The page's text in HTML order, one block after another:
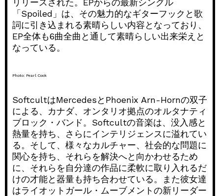
リリースされた。EPからの最新シングル
「Spoiled」は、その魅力的なギターフックと歌
詞に引き込まれる素晴らしい内容となっており、
EP全体も6曲全曲と通して素晴らしい出来栄えと
なっている。
Photo: Pearl Cook
SoftcultはMercedesとPhoenix Arn-Hornの双子
による、カナダ、オンタリオ拠点のオルタナティ
ブロック・バンド。Softcultの音楽は、没入感と
熱量を持ち、さらにインテリジェンスに溢れてい
る。そして、様々なカルチャー、社会的な問題に
関心を持ち、それらを解決へと向かわせるため
に、それらを自分達の作品に柔軟に取り入れるだ
けの才能と器量も持ち合わせている。また彼女達
はライオットガール・ムーブメントの新リーダー